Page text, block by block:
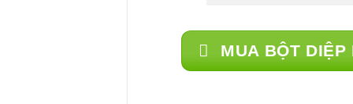
MUA BỘT